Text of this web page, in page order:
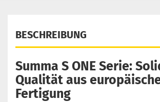
BESCHREIBUNG
Summa S ONE Serie:
Qualität aus
Fertigung